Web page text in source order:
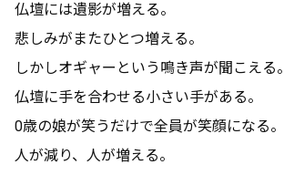
仏壇には遺影が増える。
悲しみがまたひとつ増える。
しかしオギャーという鳴き声が聞こえる。
仏壇に手を合わせる小さい手がある。
0歳の娘が笑うだけで全員が笑顔になる。
人が減り、人が増える。